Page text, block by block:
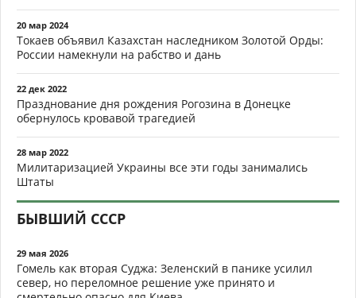
20 мар 2024
Токаев объявил Казахстан наследником Золотой Орды:
России намекнули на рабство и дань
22 дек 2022
Празднование дня рождения Рогозина в Донецке
обернулось кровавой трагедией
28 мар 2022
Милитаризацией Украины все эти годы занимались
Штаты
БЫВШИЙ СССР
29 мая 2026
Гомель как вторая Суджа: Зеленский в панике усилил
север, но переломное решение уже принято и